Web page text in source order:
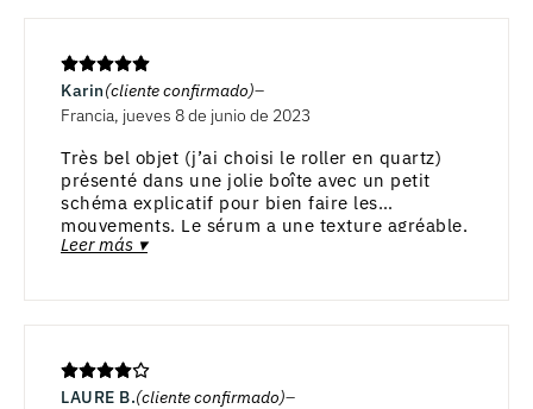
Karin(cliente confirmado)
Francia, jueves 8 de junio de 2023
Très bel objet (j’ai choisi le roller en quartz)
présenté dans une jolie boîte avec un petit
schéma explicatif pour bien faire les
mouvements. Le sérum a une texture agréable,
ni grasse ni collante. Je ne fais pas la routine
Leer más ▾
LAURE B.(cliente confirmado)